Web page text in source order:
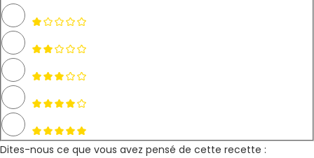
Dites-nous ce que vous avez pensé de cette recette :